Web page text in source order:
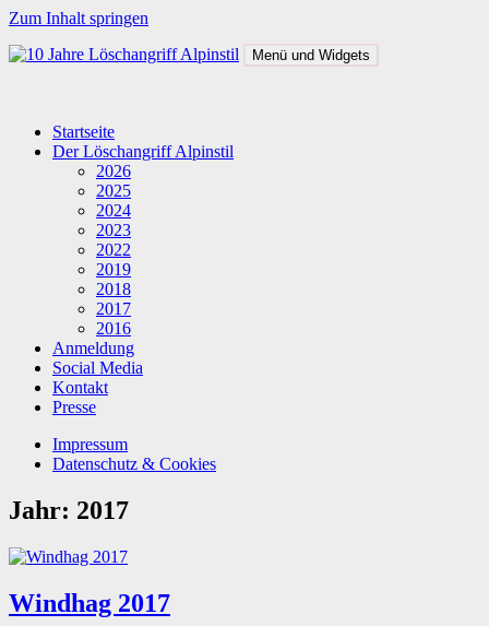
Zum Inhalt springen
Menü und Widgets
Startseite
Der Löschangriff Alpinstil
2026
2025
2024
2023
2022
2019
2018
2017
2016
Anmeldung
Social Media
Kontakt
Presse
Impressum
Datenschutz & Cookies
Jahr: 2017
Windhag 2017